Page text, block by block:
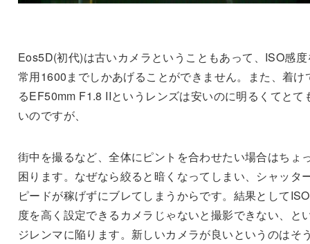
Eos5D(初代)は古いカメラということもあって、ISO感度
常用1600までしかあげることができません。また、着け
るEF50mm F1.8 IIというレンズは安いのに明るくてとて
いのですが、
街中を撮るなど、全体にピントを合わせたい場合はちょ
困ります。なぜなら絞ると暗くなってしまい、シャッタ
ピードが稼げずにブレてしまうからです。結果として
度を高く設定できるカメラじゃないと撮影できない、と
ジレンマに陥ります。新しいカメラが良いというのはそ